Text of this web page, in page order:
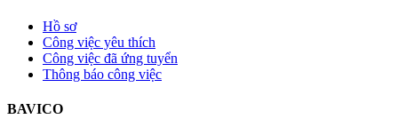
Hồ sơ
Công việc yêu thích
Công việc đã ứng tuyển
Thông báo công việc
BAVICO